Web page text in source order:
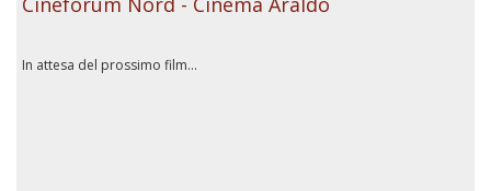
In attesa del prossimo film...